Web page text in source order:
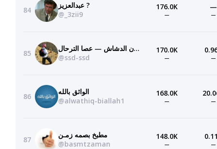
84
عبدالعزيز ?
@_3zii9
176.0K
—
—
—
85
عصا الترحال‬‎ — سلطان الدشاش
@ssd-ssd
170.0K
— —
86
الواثق بالله
@alwathiq-biallah1
168.0K
— —
87
مطبخ بصمه زمـن
@basmtzaman
148.0K
— —